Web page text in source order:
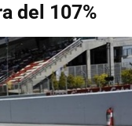
del 107%